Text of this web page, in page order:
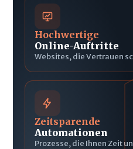
Hochwertige
Online-Auftritte
Websites, die Vertrauen
Zeitsparende
Automationen
Prozesse, die Ihnen Zeit